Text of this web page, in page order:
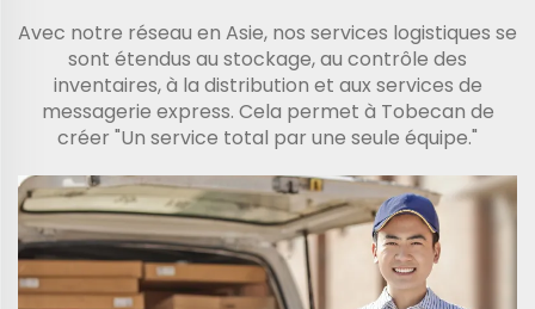
Avec notre réseau en Asie, nos services logistiques se
sont étendus au stockage, au contrôle des
inventaires, à la distribution et aux services de
messagerie express. Cela permet à Tobecan de
créer "Un service total par une seule équipe."